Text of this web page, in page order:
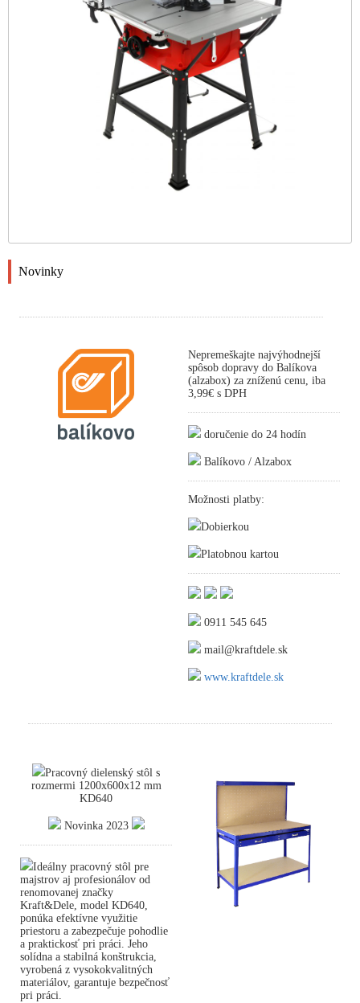
Novinky
Nepremeškajte najvýhodnejší
spôsob dopravy do Balíkova
(alzabox) za zníženú cenu, iba
3,99€ s DPH
doručenie do 24 hodín
Balíkovo / Alzabox
Možnosti platby:
Dobierkou
Platobnou kartou
0911 545 645
mail@kraftdele.sk
www.kraftdele.sk
Pracovný dielenský stôl s
rozmermi 1200x600x12 mm
KD640
Novinka 2023
Ideálny pracovný stôl pre
majstrov aj profesionálov od
renomovanej značky
Kraft&Dele, model KD640,
ponúka efektívne využitie
priestoru a zabezpečuje pohodlie
a praktickosť pri práci. Jeho
solídna a stabilná konštrukcia,
vyrobená z vysokokvalitných
materiálov, garantuje bezpečnosť
pri práci.